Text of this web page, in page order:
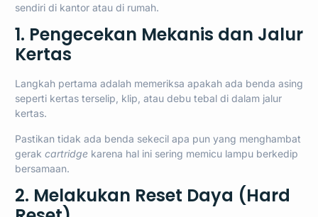
sendiri di kantor atau di rumah.
1. Pengecekan Mekanis dan Jalur
Kertas
Langkah pertama adalah memeriksa apakah ada benda asing
seperti kertas terselip, klip, atau debu tebal di dalam jalur
kertas.
Pastikan tidak ada benda sekecil apa pun yang menghambat
gerak cartridge karena hal ini sering memicu lampu berkedip
bersamaan.
2. Melakukan Reset Daya (Hard